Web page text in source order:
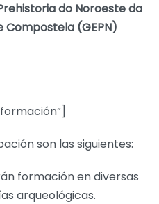
do Noroeste da
Compostela (GEPN)
son las siguientes:
formación en diversas
arqueológicas.